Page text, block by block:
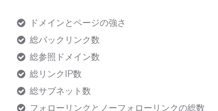
ドメインとページの強さ
総バックリンク数
総参照ドメイン数
総リンクIP数
総サブネット数
フォローリンクとノーフォローリンクの総数